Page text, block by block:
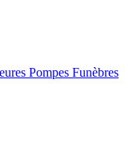
Pompes Funèbres